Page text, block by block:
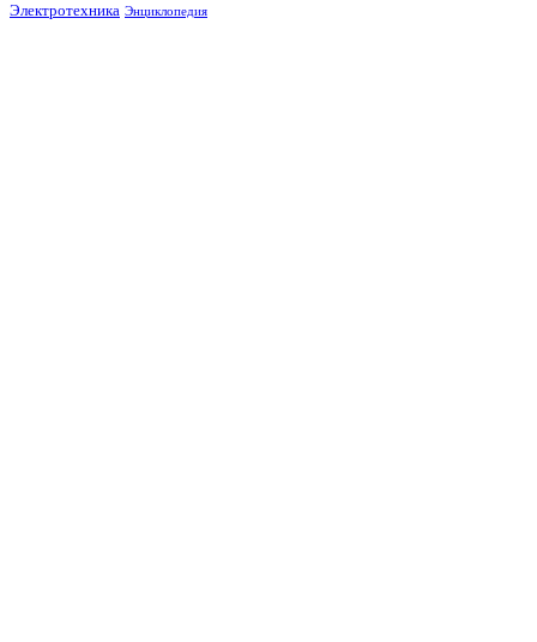
Электротехника Энциклопедия